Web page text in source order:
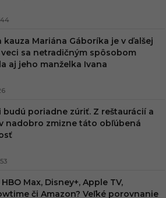
kauza Mariána Gáboríka je v ďalšej
veci sa netradičným spôsobom
aj jeho manželka Ivana
budú poriadne zúriť. Z reštaurácií a
nadobro zmizne táto obľúbená
Max, Disney+, Apple TV,
či Amazon? Veľké porovnanie